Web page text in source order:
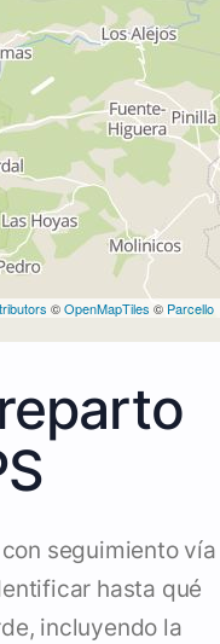
©OpenMapTiles © Parcello
seguimiento vía
hasta qué
incluyendo la